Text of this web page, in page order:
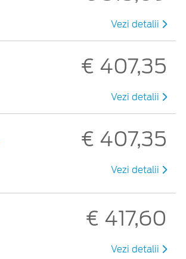
Vezi detalii
€ 407,35
Vezi detalii
€ 407,35
Vezi detalii
€ 417,60
Vezi detalii